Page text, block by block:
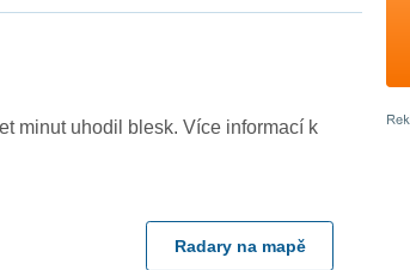
minut uhodil blesk. Více informací k
Radary na mapě